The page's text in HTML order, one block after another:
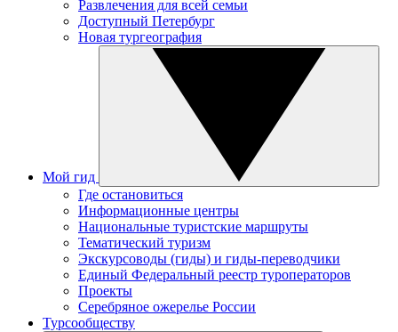
Развлечения для всей семьи
Доступный Петербург
Новая тургеография
Мой гид
Где остановиться
Информационные центры
Национальные туристские маршруты
Тематический туризм
Экскурсоводы (гиды) и гиды-переводчики
Единый Федеральный реестр туроператоров
Проекты
Серебряное ожерелье России
Турсообществу